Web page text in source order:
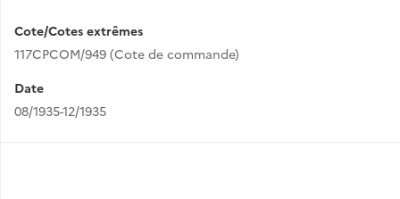
Cote/Cotes extrêmes
117CPCOM/949 (Cote de commande)
Date
08/1935-12/1935